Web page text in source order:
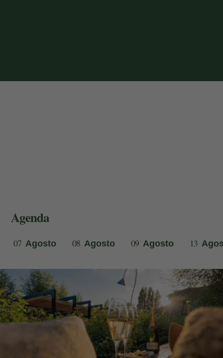
Mis Reservas
Agenda
07 Agosto 08 Agosto 09 Agosto 13